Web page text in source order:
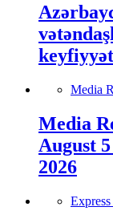
Media
Media
August
2026